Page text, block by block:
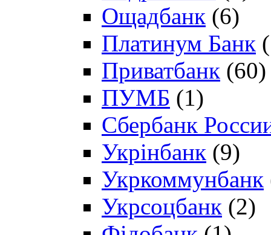
Ощадбанк (6)
Платинум Банк
Приватбанк (60)
ПУМБ (1)
Сбербанк
Укрінбанк (9)
Укркоммунбанк
Укрсоцбанк (2)